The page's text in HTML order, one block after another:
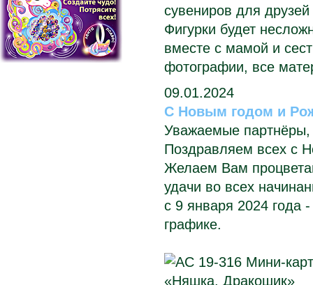
сувениров для друзей
Фигурки будет
вместе с мамой и
фотографии, все
09.01.2024
С Новым годом и
Уважаемые партнёры,
Поздравляем всех с
Желаем Вам
удачи во всех
с 9 января 2024 года
графике.